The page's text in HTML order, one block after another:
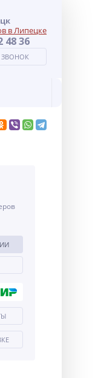
в Липецке
48 36
ЗВОНОК